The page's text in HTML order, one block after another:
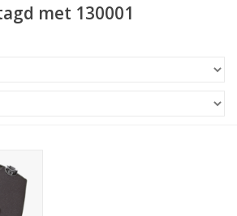
met 130001